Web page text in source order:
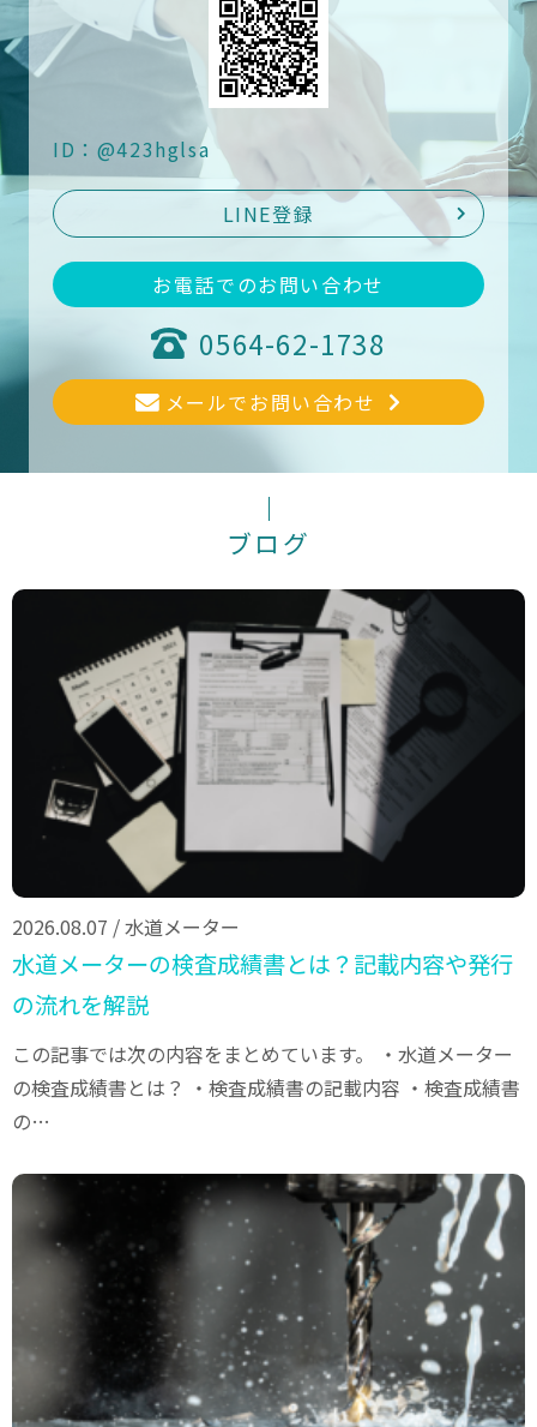
ID：@423hglsa
LINE登録
お電話でのお問い合わせ
0564-62-1738
メールでお問い合わせ
ブログ
2026.08.07 /水道メーター
水道メーターの検査成績書とは？記載内容や発行
の流れを解説
この記事では次の内容をまとめています。 ・水道メーター
の検査成績書とは？ ・検査成績書の記載内容 ・検査成績書
の…